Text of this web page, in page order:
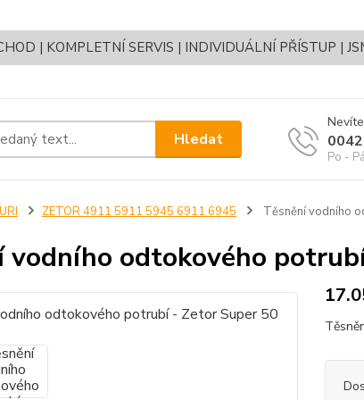
| KOMPLETNÍ SERVIS | INDIVIDUÁLNÍ PŘÍSTUP |
Hledat
Po -
ZETOR 4911 5911 5945 6911 6945 Těsnění vodního
vodního odtokového